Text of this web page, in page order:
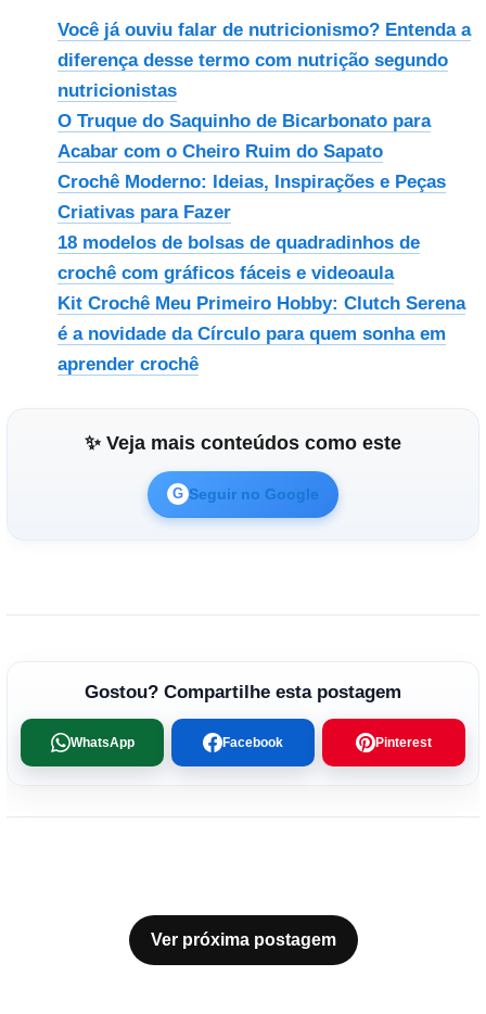
Você já ouviu falar de nutricionismo? Entenda a
diferença desse termo com nutrição segundo
nutricionistas
O Truque do Saquinho de Bicarbonato para
Acabar com o Cheiro Ruim do Sapato
Crochê Moderno: Ideias, Inspirações e Peças
Criativas para Fazer
18 modelos de bolsas de quadradinhos de
crochê com gráficos fáceis e videoaula
Kit Crochê Meu Primeiro Hobby: Clutch Serena
é a novidade da Círculo para quem sonha em
aprender crochê
✨ Veja mais conteúdos como este
G Seguir no Google
Gostou? Compartilhe esta postagem
WhatsApp Facebook Pinterest
Ver próxima postagem